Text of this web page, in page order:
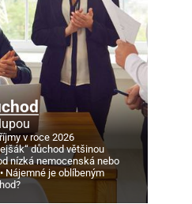
v roce 2026
důchod většinou
nízká nemocenská nebo
Nájemné je oblíbeným